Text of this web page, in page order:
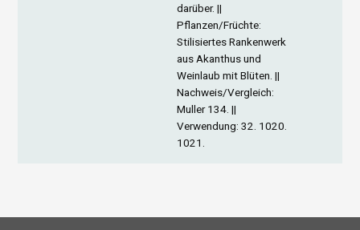
darüber. ||
Pflanzen/Früchte:
Stilisiertes Rankenwerk
aus Akanthus und
Weinlaub mit Blüten. ||
Nachweis/Vergleich:
Muller 134. ||
Verwendung: 32. 1020.
1021.